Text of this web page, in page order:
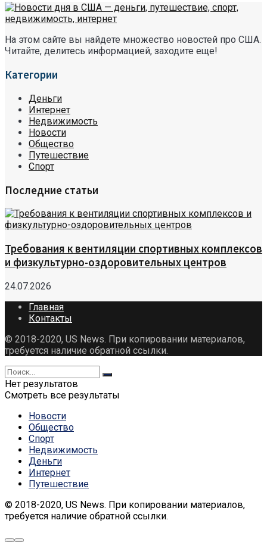
На этом сайте вы найдете множество новостей про США.
Читайте, делитесь информацией, заходите еще!
Категории
Деньги
Интернет
Недвижимость
Новости
Общество
Путешествие
Спорт
Последние статьи
Требования к вентиляции спортивных комплексов
и физкультурно-оздоровительных центров
24.07.2026
Главная
Контакты
© 2018-2020, US News. При копировании материалов,
требуется наличие обратной ссылки.
Нет результатов
Смотреть все результаты
Новости
Общество
Спорт
Недвижимость
Деньги
Интернет
Путешествие
© 2018-2020, US News. При копировании материалов,
требуется наличие обратной ссылки.